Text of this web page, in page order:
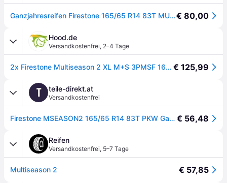
Ganzjahresreifen Firestone 165/65 R14 83T MULTISEASON 2 XL M+S€ 80,00
Hood.de
Versandkostenfrei, 2–4 Tage
2x Firestone Multiseason 2 XL M+S 3PMSF 165/65R14 83T Reifen Ganzjahresreifen PKW € 125,99
T teile-direkt.at
Versandkostenfrei
Firestone MSEASON2 165/65 R14 83T PKW Ganzjahresreifen Reifen 16745 € 56,48
Reifen
Versandkostenfrei, 5–7 Tage
Multiseason 2 € 57,85